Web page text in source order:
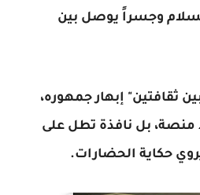
وجسراً يوصل بين
ثقافتين" إبهار جمهوره،
منصة، بل نافذة تطل على
حكاية الحضارات.